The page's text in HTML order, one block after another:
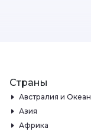
Страны
Австралия и
Азия
Африка